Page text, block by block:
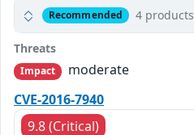
Recommended 4 products
Threats
Impact
moderate
CVE-2016-7940
9.8 (Critical)